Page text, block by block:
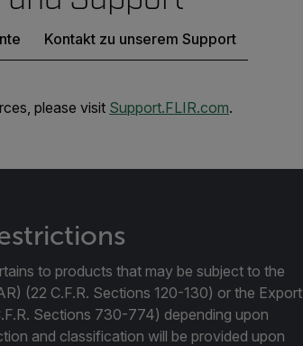
Kontakt zu unserem Support
please visit Support.FLIR.com.
to products that may be subject to the
(22 C.F.R. Sections 120-130) or the Export
Sections 730-774) depending upon
and classification will be provided upon